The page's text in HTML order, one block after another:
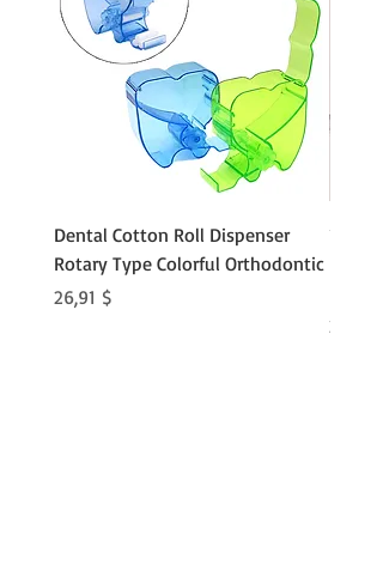
Dental Cotton Roll Dispenser
Rotary Type Colorful Orthodontic
Preis
26,91 $
Preis
21,86 $